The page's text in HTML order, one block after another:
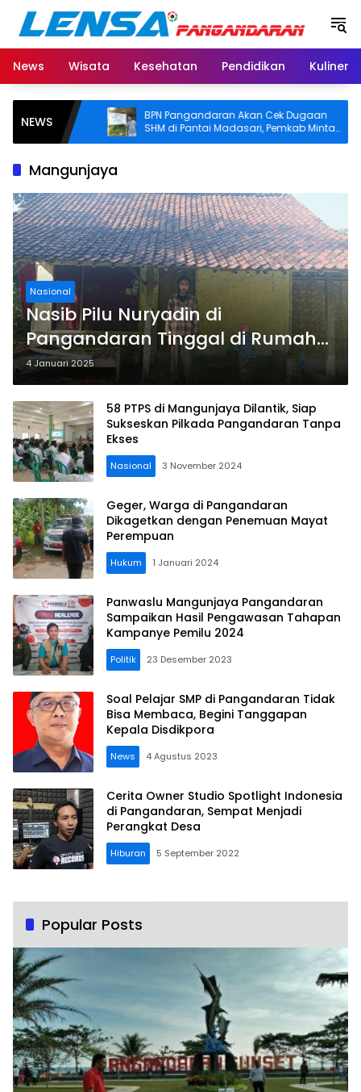
Langsung
konten
News
Wisata Kesehatan Pendidikan Kuliner
NEWS
BPN Pangandaran Akan Cek Dugaan
SHM di Pantai Madasari, Pemkab Minta
Usut Asal-usul Sertifikat
Mangunjaya
Nasional
Nasib Pilu Nuryadin di
Pangandaran Tinggal di Rumah
Tidak Layak Huni
4 Januari 2025
58 PTPS di Mangunjaya Dilantik, Siap
Sukseskan Pilkada Pangandaran Tanpa
Ekses
Nasional 3 November 2024
Geger, Warga di Pangandaran
Dikagetkan dengan Penemuan Mayat
Perempuan
Hukum 1 Januari 2024
Panwaslu Mangunjaya Pangandaran
Sampaikan Hasil Pengawasan Tahapan
Kampanye Pemilu 2024
Politik 23 Desember 2023
Soal Pelajar SMP di Pangandaran Tidak
Bisa Membaca, Begini Tanggapan
Kepala Disdikpora
News 4 Agustus 2023
Cerita Owner Studio Spotlight Indonesia
di Pangandaran, Sempat Menjadi
Perangkat Desa
Hiburan 5 September 2022
Popular Posts